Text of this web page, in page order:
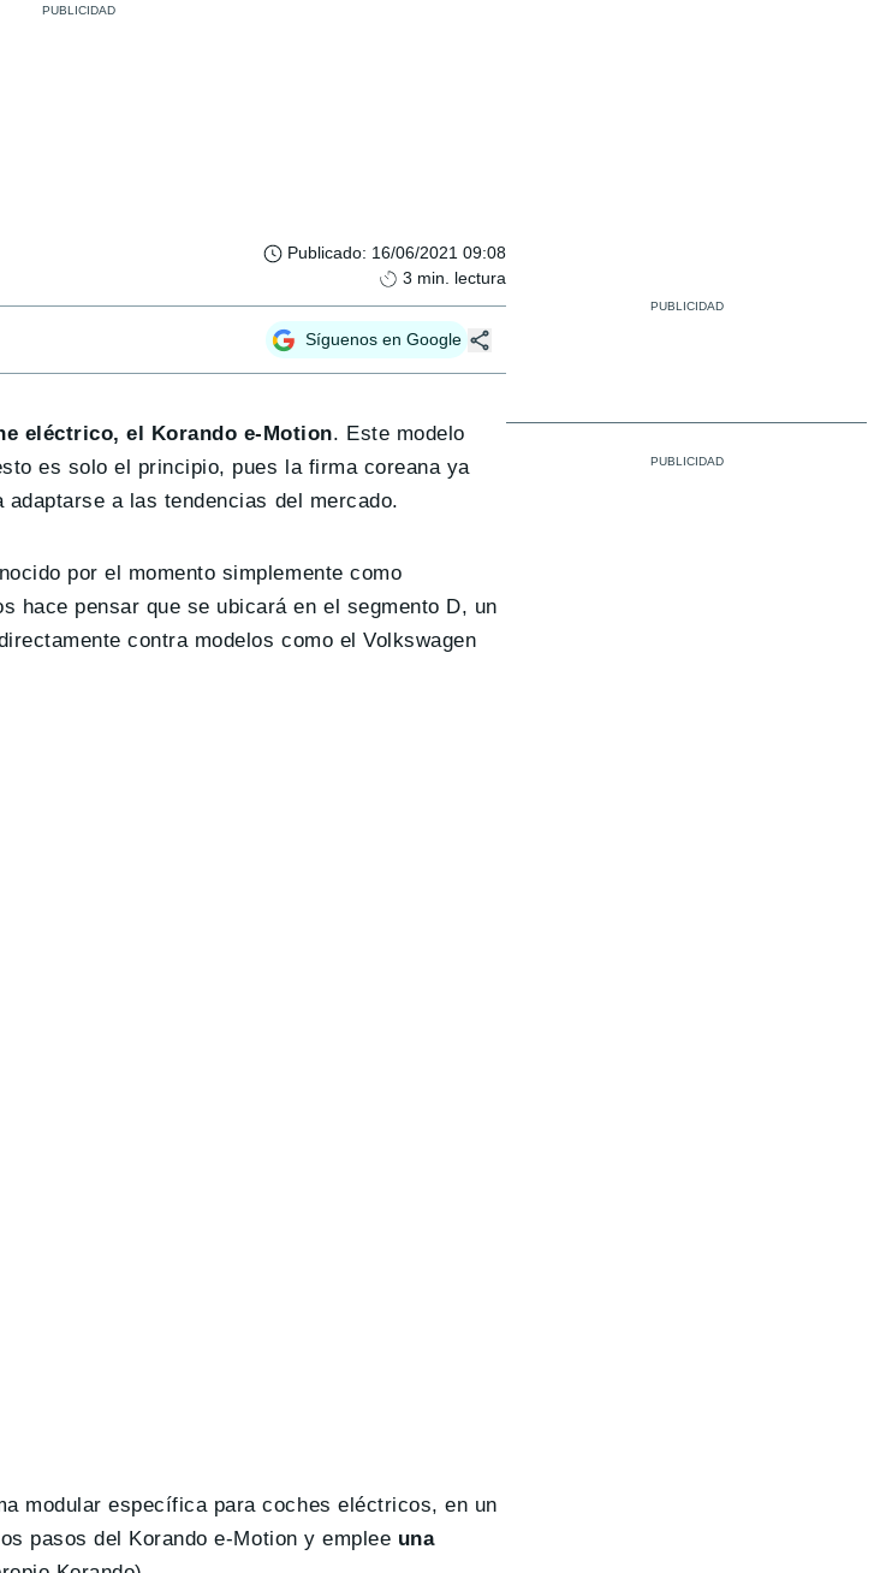
Publicado: 16/06/2021 09:08
3 min. lectura
Síguenos en Google
eléctrico, el Korando e-Motion. Este modelo
es solo el principio, pues la firma coreana ya
a las tendencias del mercado.
por el momento simplemente como
hace pensar que se ubicará en el segmento D, un
contra modelos como el Volkswagen
modular específica para coches eléctricos, en un
pasos del Korando e-Motion y emplee una